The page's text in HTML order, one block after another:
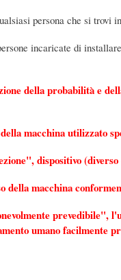
persona che si trovi
incaricate di
della probabilità e
macchina utilizzato
dispositivo
della macchina
prevedibile",
umano facilmente